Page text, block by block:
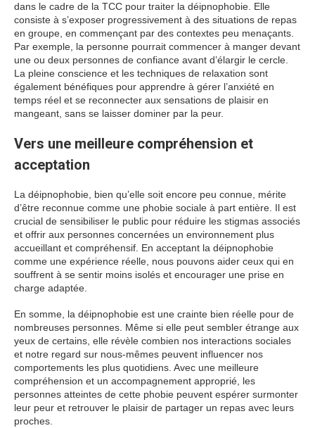
dans le cadre de la TCC pour traiter la déipnophobie. Elle
consiste à s’exposer progressivement à des situations de repas
en groupe, en commençant par des contextes peu menaçants.
Par exemple, la personne pourrait commencer à manger devant
une ou deux personnes de confiance avant d’élargir le cercle.
La pleine conscience et les techniques de relaxation sont
également bénéfiques pour apprendre à gérer l’anxiété en
temps réel et se reconnecter aux sensations de plaisir en
mangeant, sans se laisser dominer par la peur.
Vers une meilleure compréhension et
acceptation
La déipnophobie, bien qu’elle soit encore peu connue, mérite
d’être reconnue comme une phobie sociale à part entière. Il est
crucial de sensibiliser le public pour réduire les stigmas associés
et offrir aux personnes concernées un environnement plus
accueillant et compréhensif. En acceptant la déipnophobie
comme une expérience réelle, nous pouvons aider ceux qui en
souffrent à se sentir moins isolés et encourager une prise en
charge adaptée.
En somme, la déipnophobie est une crainte bien réelle pour de
nombreuses personnes. Même si elle peut sembler étrange aux
yeux de certains, elle révèle combien nos interactions sociales
et notre regard sur nous-mêmes peuvent influencer nos
comportements les plus quotidiens. Avec une meilleure
compréhension et un accompagnement approprié, les
personnes atteintes de cette phobie peuvent espérer surmonter
leur peur et retrouver le plaisir de partager un repas avec leurs
proches.